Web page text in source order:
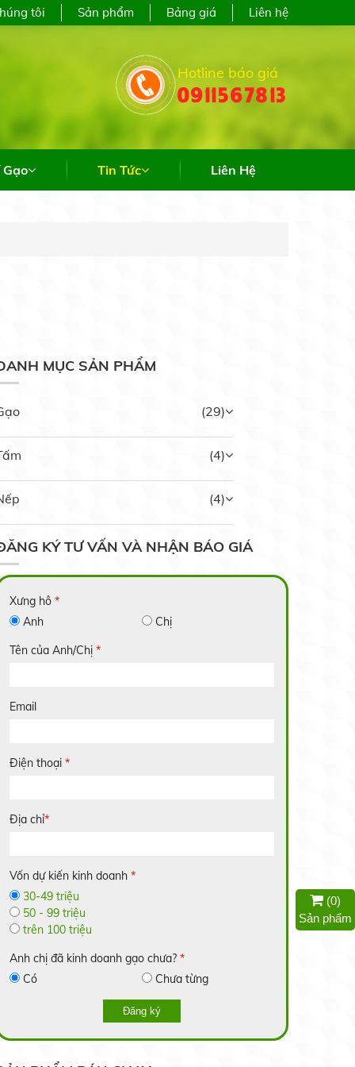
Thành phố Hồ Chí Minh Liên hệ
Bảng giá
Sản phẩm
tôi
cung cấp sỉ & lẻ các loại gạo trên toàn quốc
Hotline báo giá
0911567813
Tin Tức Liên Hệ
MỤC SẢN PHẨM
(29)
(4)
(4)
KÝ TƯ VẤN VÀ NHẬN BÁO GIÁ
Xưng hô *
Anh
Chị
Tên của Anh/Chị *
Email
Điện thoại *
Địa chỉ*
Vốn dự kiến kinh doanh *
30-49 triệu
50 - 99 triệu
trên 100 triệu
Anh chị đã kinh doanh gạo chưa? *
Có
Chưa từng
Đăng ký
Gạo 2517
Liên hệ
Trồng dưa lưới trong nhà: Hiệu quả bất
(0)
Sản phẩm